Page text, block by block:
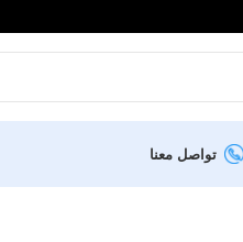
تواصل معنا